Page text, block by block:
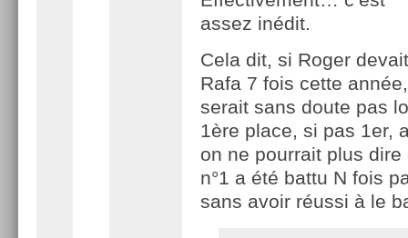
assez inédit.
Cela dit, si Roger
Rafa 7 fois cette
serait sans doute pas
1ère place, si pas 1er,
on ne pourrait plus dire
n°1 a été battu N fois
sans avoir réussi à le